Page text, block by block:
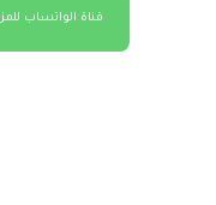
قناة الواتساب